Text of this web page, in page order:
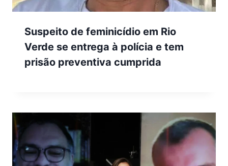
Suspeito de feminicídio em Rio
Verde se entrega à polícia e tem
prisão preventiva cumprida